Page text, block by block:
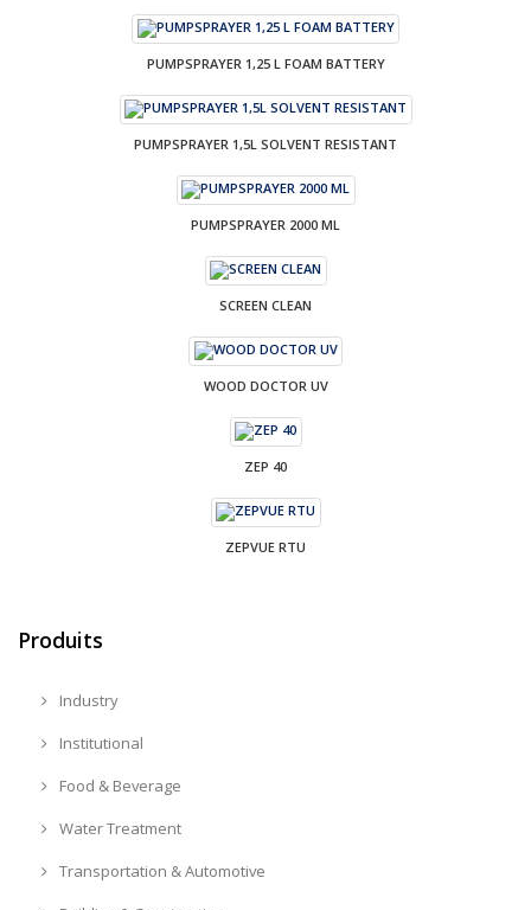
PUMPSPRAYER 1,25 L FOAM BATTERY
PUMPSPRAYER 1,5L SOLVENT RESISTANT
PUMPSPRAYER 2000 ML
SCREEN CLEAN
WOOD DOCTOR UV
ZEP 40
ZEPVUE RTU
Produits
Industry
Institutional
Food & Beverage
Water Treatment
Transportation & Automotive